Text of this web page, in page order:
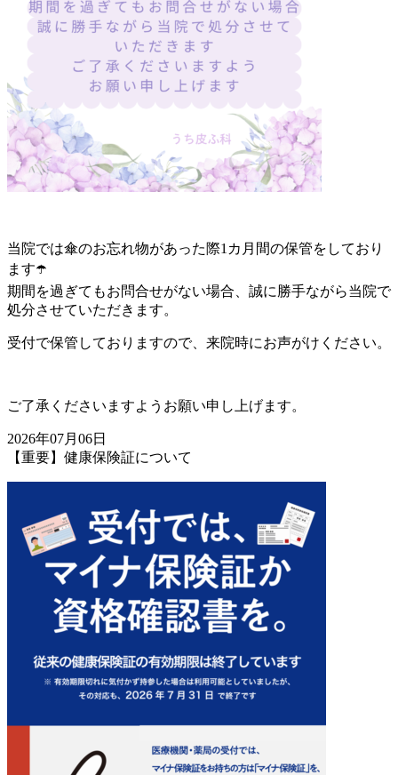
当院では傘のお忘れ物があった際1カ月間の保管をしており
ます☂️
期間を過ぎてもお問合せがない場合、誠に勝手ながら当院で
処分させていただきます。
受付で保管しておりますので、来院時にお声がけください。
ご了承くださいますようお願い申し上げます。
2026年07月06日
【重要】健康保険証について